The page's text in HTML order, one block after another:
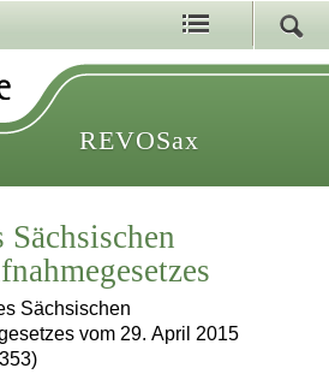
REVOSax
Sächsischen
vom 29. April 2015